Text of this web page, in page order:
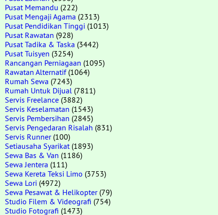
Pusat Memandu (222)
Pusat Mengaji Agama (2313)
Pusat Pendidikan Tinggi (1013)
Pusat Rawatan (928)
Pusat Tadika & Taska (3442)
Pusat Tuisyen (3254)
Rancangan Perniagaan (1095)
Rawatan Alternatif(1064)
Rumah Sewa (7243)
Rumah Untuk Dijual (7811)
Servis Freelance (3882)
Servis Keselamatan (1543)
Servis Pembersihan (2845)
Servis Pengedaran Risalah (831)
Servis Runner(100)
Setiausaha Syarikat (1893)
Sewa Bas & Van (1186)
Sewa Jentera (111)
Sewa Kereta Teksi Limo (3753)
Sewa Lori (4972)
Sewa Pesawat & Helikopter(79)
Studio Filem & Videografi (754)
Studio Fotografi (1473)